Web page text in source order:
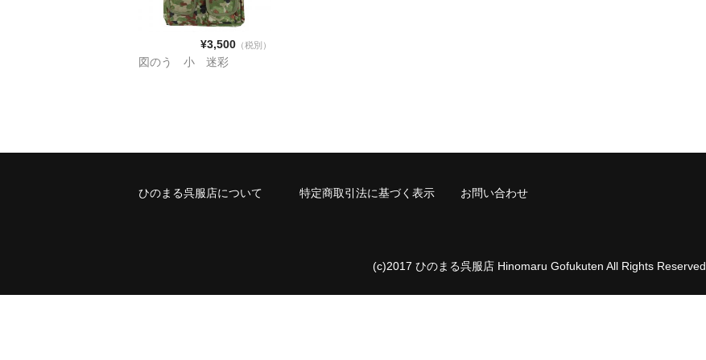
¥3,500 （税別）
図のう 小 迷彩
ひのまる呉服店について 特定商取引法に基づく表示 お問い合わせ
(c)2017 ひのまる呉服店 Hinomaru Gofukuten All Rights Reserved.